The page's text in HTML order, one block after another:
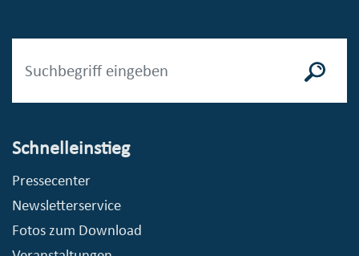
Schnelleinstieg
Pressecenter
Newsletterservice
Fotos zum Download